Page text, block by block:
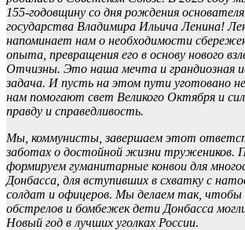
155-годовщину со дня рождения
государства Владимира Ильича Ленина!
напоминает нам о необходимости
опыта, превращения его в основу нового
Отчизны. Это наша мечта и грандиозная
задача. И пусть на этом пути уготовано
нам помогают свет Великого Октября и
правду и справедливость.
Мы, коммунисты, завершаем этот
заботах о достойной жизни тружеников.
формируем гуманитарные конвои для
Донбасса, для вступивших в схватку с
солдат и офицеров. Мы делаем так, чтобы
обстрелов и бомбежек дети Донбасса
Новый год в лучших уголках России.